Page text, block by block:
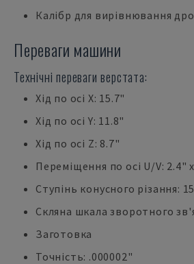
Калібр для вирівнювання
Переваги машини
Технічні переваги верстата:
Хід по осі X: 15.7"
Хід по осі Y: 11.8"
Хід по осі Z: 8.7"
Переміщення по осі U/V: 2.4"
Ступінь конусного різання:
Скляна шкала зворотного
Заготовка
Точність: .000002"